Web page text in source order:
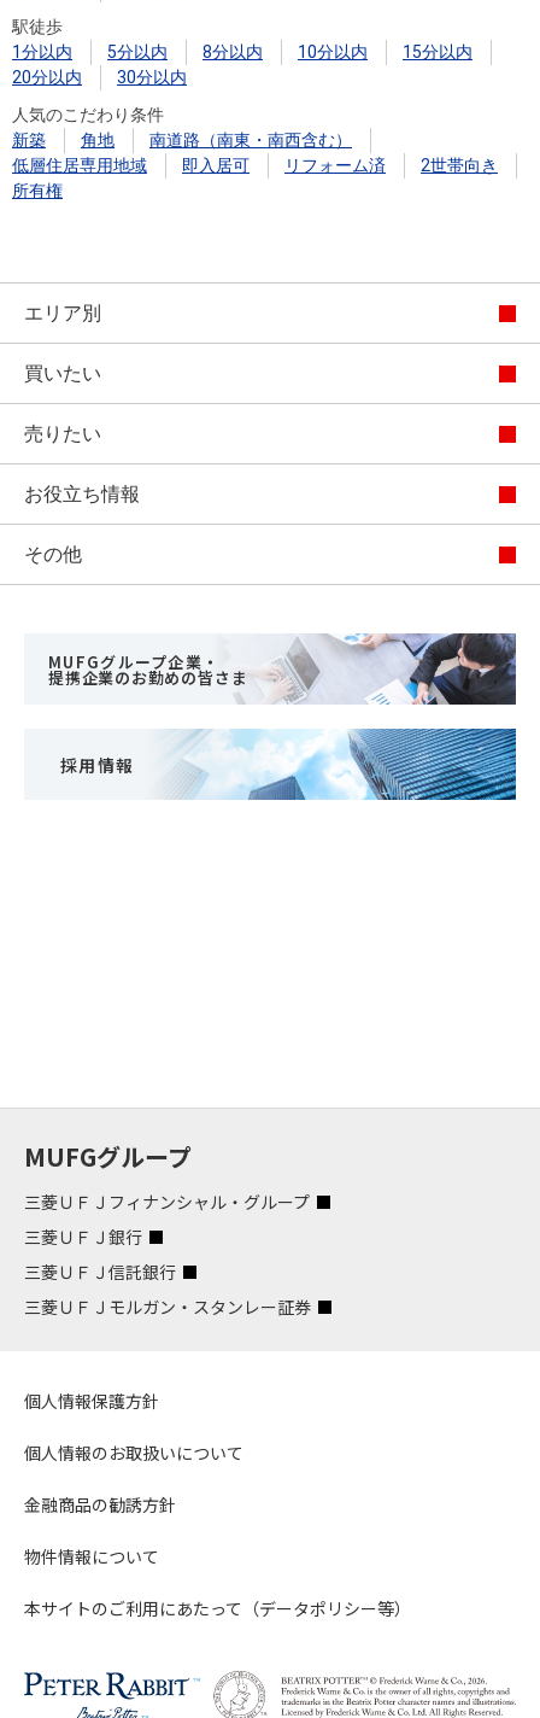
駅徒歩
1分以内
5分以内 8分以内 10分以内
15分以内
20分以内
30分以内
人気のこだわり条件
新築
角地
南道路（南東・南西含む）
低層住居専用地域
即入居可 リフォーム済
2世帯向き
所有権
エリア別
買いたい
売りたい
お役立ち情報
その他
MUFGグループ企業・
提携企業のお勤めの皆さま
採用情報
MUFGグループ
三菱ＵＦＪフィナンシャル・グループ
三菱ＵＦＪ銀行
三菱ＵＦＪ信託銀行
三菱ＵＦＪモルガン・スタンレー証券
個人情報保護方針
個人情報のお取扱いについて
金融商品の勧誘方針
物件情報について
本サイトのご利用にあたって（データポリシー等）